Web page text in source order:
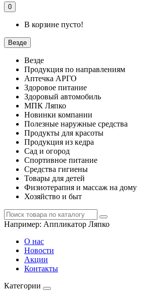
0
В корзине пусто!
Везде
Везде
Продукция по направлениям
Аптечка АРГО
Здоровое питание
Здоровый автомобиль
МПК Ляпко
Новинки компании
Полезные наружные средства
Продукты для красоты
Продукция из кедра
Сад и огород
Спортивное питание
Средства гигиены
Товары для детей
Физиотерапия и массаж на дому
Хозяйство и быт
Например: Аппликатор Ляпко
О нас
Новости
Акции
Контакты
Категории